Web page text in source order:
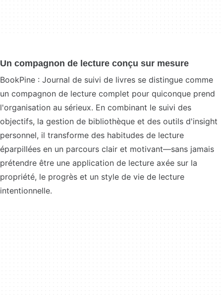
Un compagnon de lecture conçu sur mesure
BookPine : Journal de suivi de livres se distingue comme
un compagnon de lecture complet pour quiconque prend
l'organisation au sérieux. En combinant le suivi des
objectifs, la gestion de bibliothèque et des outils d'insight
personnel, il transforme des habitudes de lecture
éparpillées en un parcours clair et motivant—sans jamais
prétendre être une application de lecture axée sur la
propriété, le progrès et un style de vie de lecture
intentionnelle.